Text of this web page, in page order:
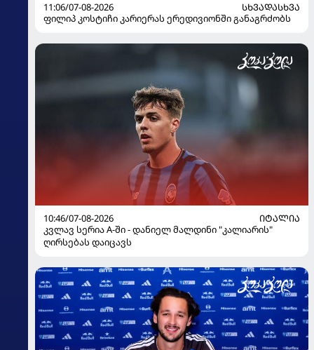
11:06/07-08-2026
ᲡᲮᲕᲐᲓᲐᲡᲮᲕᲐ
ფილიპ კოსტიჩი კარიერას ერედივიონში განაგრძობს
10:46/07-08-2026
ᲘᲢᲐᲚᲘᲐ
კვლავ სერია A-ში - დანიელ მალდინი "კალიარის"
ღირსებას დაიცავს